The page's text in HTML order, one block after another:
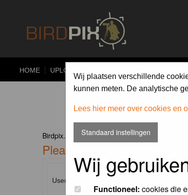
HOME UPLOAD
Wij plaatsen verschillende
kunnen meten. De analytische
Lees hier meer over cookies en
Standaard instellingen
Wij
Functioneel: cookies die
Birdpix.nl Forum Index
Please enter your
Username: